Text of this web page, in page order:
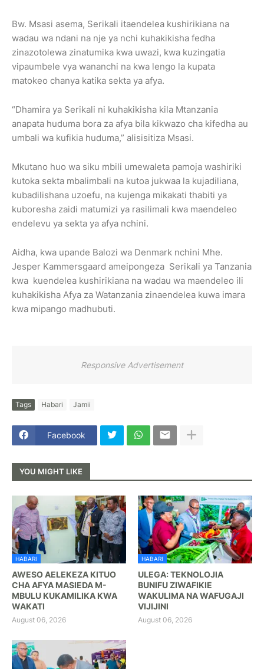
Bw. Msasi asema, Serikali itaendelea kushirikiana na
wadau wa ndani na nje ya nchi kuhakikisha fedha
zinazotolewa zinatumika kwa uwazi, kwa kuzingatia
vipaumbele vya wananchi na kwa lengo la kupata
matokeo chanya katika sekta ya afya.
“Dhamira ya Serikali ni kuhakikisha kila Mtanzania
anapata huduma bora za afya bila kikwazo cha kifedha au
umbali wa kufikia huduma,” alisisitiza Msasi.
Mkutano huo wa siku mbili umewaleta pamoja washiriki
kutoka sekta mbalimbali na kutoa jukwaa la kujadiliana,
kubadilishana uzoefu, na kujenga mikakati thabiti ya
kuboresha zaidi matumizi ya rasilimali kwa maendeleo
endelevu ya sekta ya afya nchini.
Aidha, kwa upande Balozi wa Denmark nchini Mhe.
Jesper Kammersgaard ameipongeza Serikali ya Tanzania
kwa kuendelea kushirikiana na wadau wa maendeleo ili
kuhakikisha Afya za Watanzania zinaendelea kuwa imara
kwa mipango madhubuti.
Responsive Advertisement
Tags Habari Jamii
Facebook
YOU MIGHT LIKE
HABARI
AWESO AELEKEZA KITUO
CHA AFYA MASIEDA M-
MBULU KUKAMILIKA KWA
WAKATI
August 06, 2026
HABARI
ULEGA: TEKNOLOJIA
BUNIFU ZIWAFIKIE
WAKULIMA NA WAFUGAJI
VIJIJINI
August 06, 2026